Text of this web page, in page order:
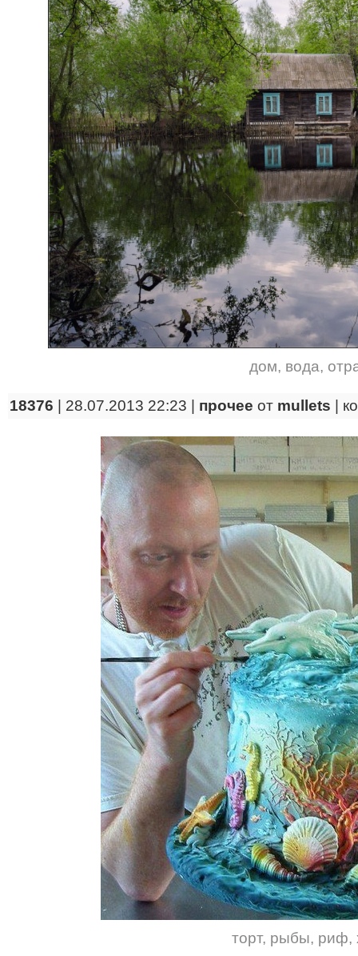
дом, вода,
18376 | 28.07.2013 22:23 | прочее от mullets
торт, рыбы, риф,